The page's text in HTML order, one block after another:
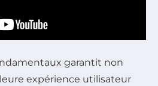
garantit non
expérience utilisateur